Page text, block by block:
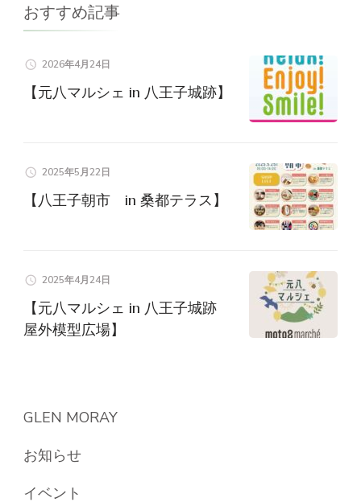
シ
ョ
おすすめ記事
2026年4月24日
【元八マルシェ in 八王子城跡】
2025年5月22日
【八王子朝市 in 桑都テラス】
2025年4月24日
【元八マルシェ in 八王子城跡
屋外模型広場】
GLEN MORAY
お知らせ
イベント